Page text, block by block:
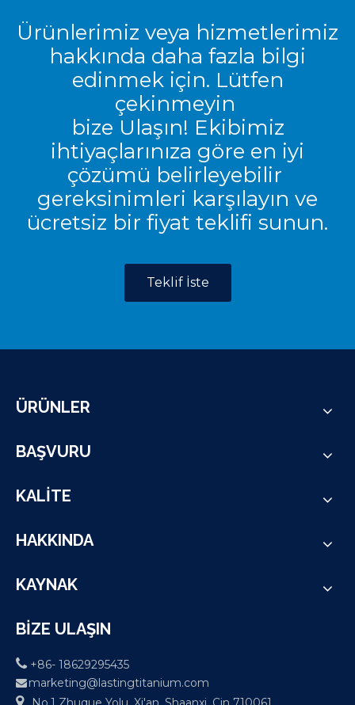
Ürünlerimiz veya hizmetlerimiz
hakkında daha fazla bilgi
edinmek için. Lütfen
çekinmeyin
bize Ulaşın! Ekibimiz
ihtiyaçlarınıza göre en iyi
çözümü belirleyebilir
gereksinimleri karşılayın ve
ücretsiz bir fiyat teklifi sunun.
Teklif İste
ÜRÜNLER
BAŞVURU
KALİTE
HAKKINDA
KAYNAK
BİZE ULAŞIN
 +86- 18629295435
 marketing@lastingtitanium.com
